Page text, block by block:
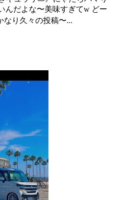
んだよな〜美味すぎてw どー
なり久々の投稿〜...